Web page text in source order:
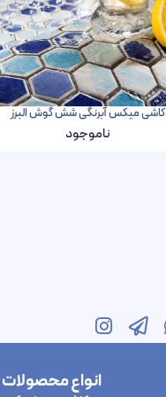
کاشی میکس آبرنگی شش گوش البرز
ناموجود
انواع محصولات